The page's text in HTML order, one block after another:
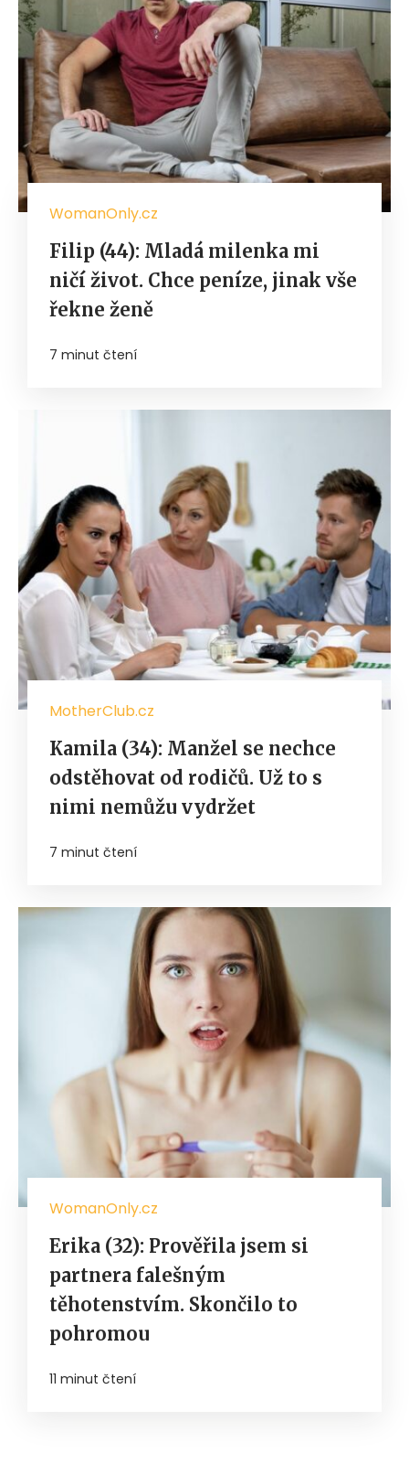
WomanOnly.cz
Filip (44): Mladá milenka mi
ničí život. Chce peníze, jinak vše
řekne ženě
7 minut čtení
MotherClub.cz
Kamila (34): Manžel se nechce
odstěhovat od rodičů. Už to s
nimi nemůžu vydržet
7 minut čtení
WomanOnly.cz
Erika (32): Prověřila jsem si
partnera falešným
těhotenstvím. Skončilo to
pohromou
11 minut čtení